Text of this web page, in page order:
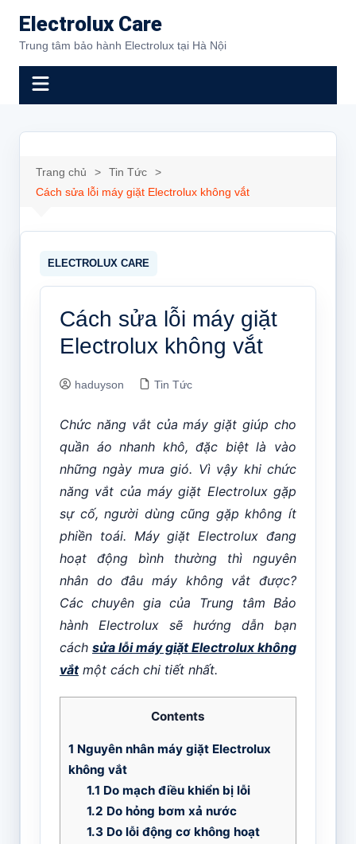
đến
phần
Electrolux Care
Trung tâm bảo hành Electrolux tại Hà Nội
Trang chủ
Tin Tức
Cách sửa lỗi máy giặt Electrolux không vắt
Cách sửa lỗi máy giặt
Electrolux không vắt
haduyson Tin Tức
Chức năng vắt của máy giặt giúp cho
quần áo nhanh khô, đặc biệt là vào
những ngày mưa gió. Vì vậy khi chức
năng vắt của máy giặt Electrolux gặp
sự cố, người dùng cũng gặp không ít
phiền toái. Máy giặt Electrolux đang
hoạt động bình thường thì nguyên
nhân do đâu máy không vắt được?
Các chuyên gia của Trung tâm Bảo
hành Electrolux sẽ hướng dẫn bạn
cách sửa lỗi máy giặt Electrolux không
vắtmột cách chi tiết nhất.
Contents
1 Nguyên nhân máy giặt Electrolux
không vắt
1.1 Do mạch điều khiển bị lỗi
1.2 Do hỏng bơm xả nước
1.3Do lỗi động cơ không hoạt